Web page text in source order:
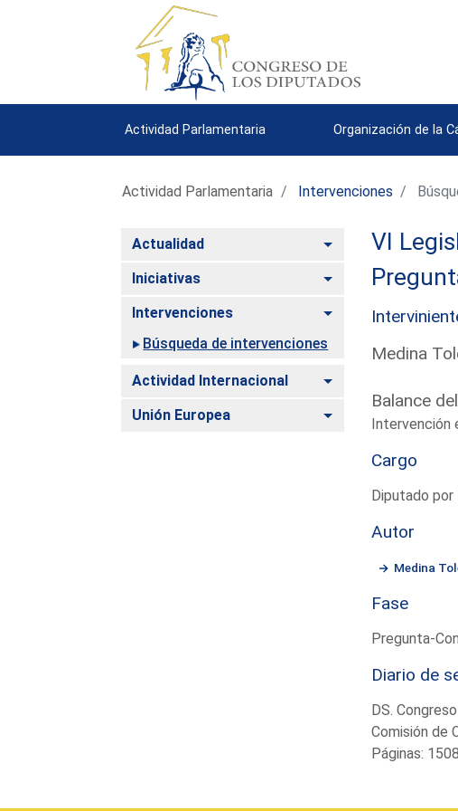
Actividad Parlamentaria Organización de la
Actividad Parlamentaria Intervenciones
Actualidad Alternar
Iniciativas Alternar
Intervenciones
Alternar
Búsqueda de intervenciones
Actividad Internacional Alternar
Unión Europea Alternar
VI
Medina
Balance
Intervención
Cargo
Diputado por
Autor
Medina
Fase
Pregunta-
Diario de
DS.
Comisión de
Páginas: